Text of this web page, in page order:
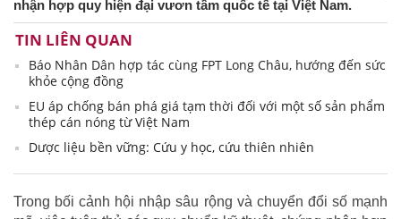
nhận hợp quy hiện đại vươn tầm quốc tế tại Việt Nam.
TIN LIÊN QUAN
Báo Nhân Dân hợp tác cùng FPT Long Châu, hướng đến sức
khỏe cộng đồng
EU áp chống bán phá giá tạm thời đối với một số sản phẩm
thép cán nóng từ Việt Nam
Dược liệu bền vững: Cứu y học, cứu thiên nhiên
Trong bối cảnh hội nhập sâu rộng và chuyển đổi số mạnh